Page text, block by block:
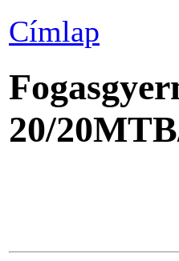
Címlap
20/